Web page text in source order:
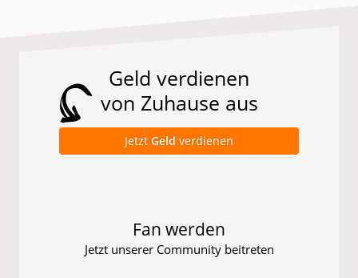
Geld verdienen
von Zuhause aus
Jetzt Geld verdienen
Fan werden
Jetzt unserer Community beitreten